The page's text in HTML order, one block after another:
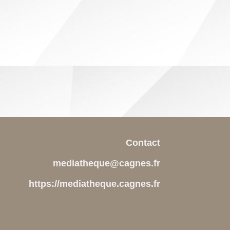
Contact
mediatheque@cagnes.fr
https://mediatheque.cagnes.fr